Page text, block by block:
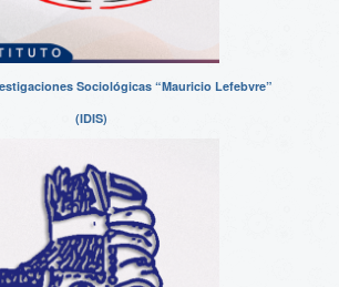
Sociológicas “Mauricio Lefebvre”
(IDIS)